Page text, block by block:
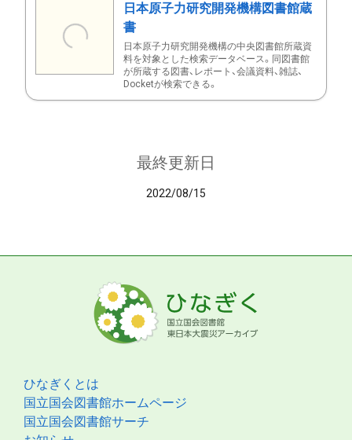
日本原子力研究開発機構図書館蔵
書
日本原子力研究開発機構の中央図書館所蔵資
料を対象とした検索データベース。同図書館
が所蔵する図書、レポート、会議資料、雑誌、
Docketが検索できる。
最終更新日
2022/08/15
ひなぎくとは
国立国会図書館ホームページ
国立国会図書館サーチ